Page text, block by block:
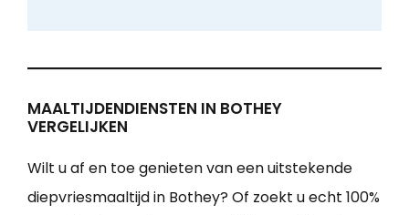
MAALTIJDENDIENSTEN IN BOTHEY
VERGELIJKEN
Wilt u af en toe genieten van een uitstekende
diepvriesmaaltijd in Bothey? Of zoekt u echt 100%